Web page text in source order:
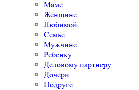
Маме
Женщине
Любимой
Семье
Мужчине
Ребенку
Деловому партнеру
Дочери
Подруге